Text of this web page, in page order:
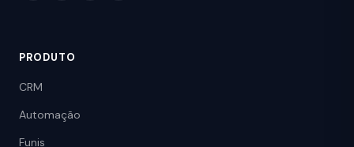
PRODUTO
CRM
Automação
Funis